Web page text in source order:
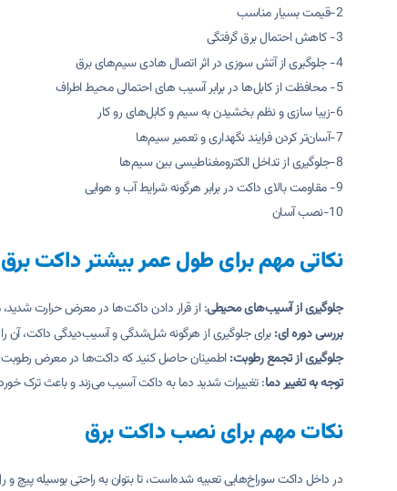
2-قیمت بسیار مناسب
3- کاهش احتمال برق گرفتگی
4- جلوگیری از آتش سوزی در اثر اتصال هادی سیم‌های برق
5- محافظت از کابل‌ها در برابر آسیب های احتمالی محیط اطراف
6-زیبا سازی و نظم بخشیدن به سیم و کابل‌های رو کار
7-آسان‌تر کردن فرایند نگهداری و تعمیر سیم‌ها
8-جلوگیری از تداخل الکترومغناطیسی بین سیم‌ها
9- مقاومت بالای داکت در برابر هرگونه شرایط آب و هوایی
10-نصب آسان
نکاتی مهم برای طول عمر بیشتر داکت برق
جلوگیری از آسیب‌های محیطی: از قرار دادن داکت‌ها در معرض حرارت
بررسی دوره ای:برای جلوگیری از هرگونه شل‌شدگی و آسیب‌دیدگی داکت، آن
جلوگیری از تجمع رطوبت:اطمینان حاصل کنید که داکت‌ها در معرض رطوبت
توجه به تغییر دما: تغییرات شدید دما به داکت آسیب می‌زند و باعث ترک
نکات مهم برای نصب داکت برق
در داخل داکت سوراخ‌هایی تعبیه شده‌است، تا بتوان به راحتی بوسیله پیچ و